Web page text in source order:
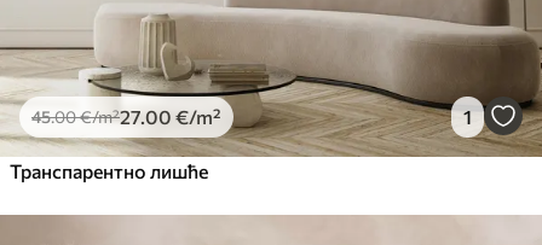
45.00€/m²27.00 €/m² 1
Транспарентно лишће